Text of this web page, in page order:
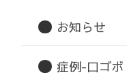
お知らせ
症例-口ゴボ